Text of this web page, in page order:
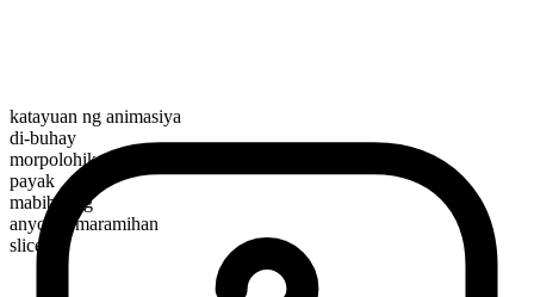
katayuan ng animasiya
di-buhay
morpolohikal na kayarian
payak
mabibilang
anyo ng maramihan
slices